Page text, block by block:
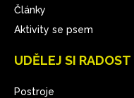
Články
Aktivity se psem
UDĚLEJ SI RADOST
Postroje